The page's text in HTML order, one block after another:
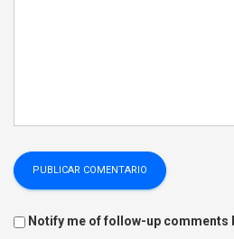
Notify me of follow-up comments